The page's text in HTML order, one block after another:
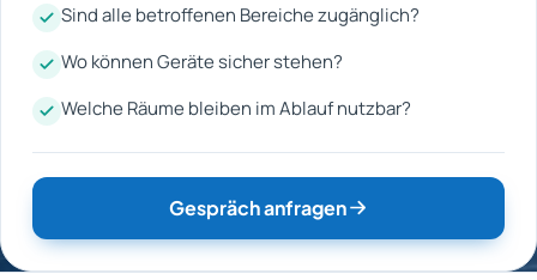
Sind alle betroffenen Bereiche zugänglich?
Wo können Geräte sicher stehen?
Welche Räume bleiben im Ablauf nutzbar?
Gespräch anfragen